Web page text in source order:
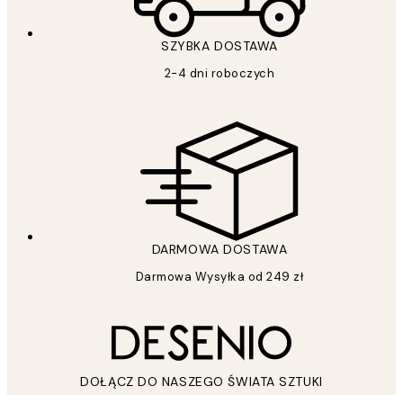
SZYBKA DOSTAWA
2-4 dni roboczych
DARMOWA DOSTAWA
Darmowa Wysyłka od 249 zł
DOŁĄCZ DO NASZEGO ŚWIATA SZTUKI